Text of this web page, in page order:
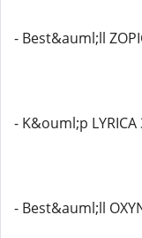
- Best&auml;ll
- K&ouml;p
- Best&auml;ll